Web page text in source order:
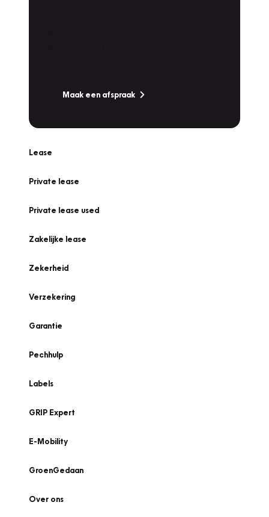
Maak een afspraak
Lease
Private lease
Private lease used
Zakelijke lease
Zekerheid
Verzekering
Garantie
Pechhulp
Labels
GRIP Expert
E-Mobility
GroenGedaan
Over ons